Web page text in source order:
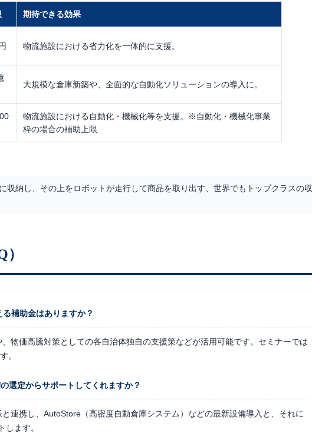
期待できる効果
物流施設における省力化を一体的に支援。
大規模な倉庫新築や、全面的な自動化ソリューションの導入に。
物流施設における自動化・機械化等を支援。※自動化・機械化事業
枠の場合の補助上限
収納し、その上をロボットが走行して商品を取り出す、世界でもトップクラスの収
補助金はありますか？
物価高騰対策としての各自治体独自の支援策などが活用可能です。セミナーでは
。
選定からサポートしてくれますか？
連携し、AutoStore（高密度自動倉庫システム）などの最新設備導入と、それに
ます。